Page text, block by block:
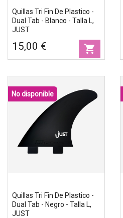
Quillas Tri Fin De Plastico -
Dual Tab - Blanco - Talla L,
JUST
15,00 € shopping_cart
Quillas Tri Fin De Plastico -
Dual Tab - Negro - Talla L,
JUST
No disponible